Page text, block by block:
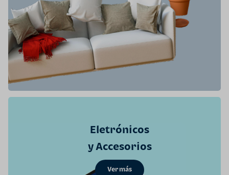
Eletrónicos
y Accesorios
Ver más